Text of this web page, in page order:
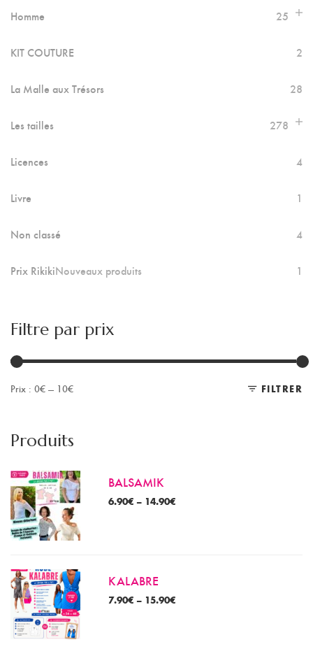
Homme 25
KIT COUTURE 2
La Malle aux Trésors 28
Les tailles 278
Licences 4
Livre 1
Non classé 4
Prix RikikiNouveaux produits 1
Filtre par prix
FILTRER
Prix : 0€ — 10€
Produits
BALSAMIK
6.90€ – 14.90€
KALABRE
7.90€ – 15.90€